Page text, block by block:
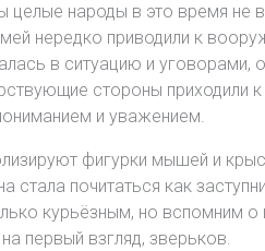
целые народы в это время не
нередко приводили к
в ситуацию и уговорами,
стороны приходили
и уважением.
фигурки мышей и
почитаться как
курьёзным, но вспомним о
первый взгляд, зверьков.